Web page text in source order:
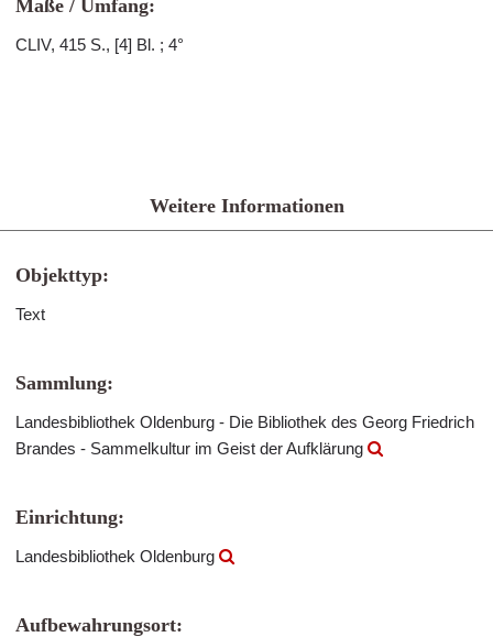
Maße / Umfang:
CLIV, 415 S., [4] Bl. ; 4°
Weitere Informationen
Objekttyp:
Text
Sammlung:
Landesbibliothek Oldenburg - Die Bibliothek des Georg Friedrich
Brandes - Sammelkultur im Geist der Aufklärung
Einrichtung:
Landesbibliothek Oldenburg
Aufbewahrungsort: